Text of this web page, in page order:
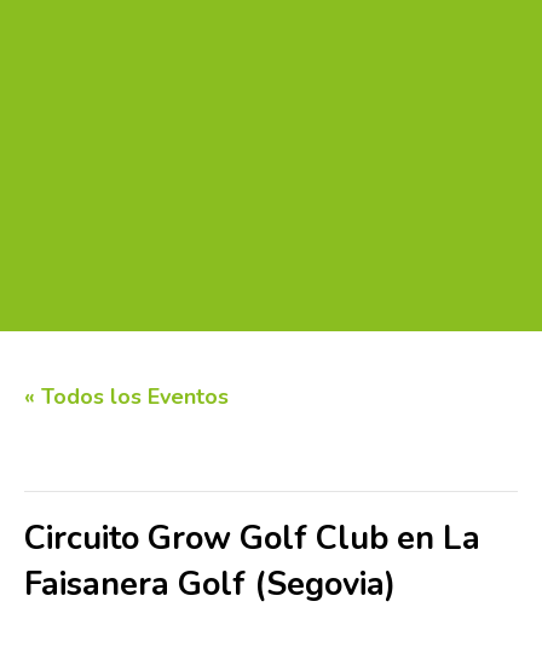
« Todos los Eventos
Circuito Grow Golf Club en La
Faisanera Golf (Segovia)